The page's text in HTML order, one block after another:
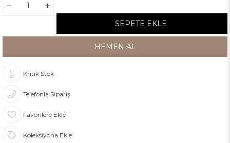
Kritik Stok
Telefonla Sipariş
Favorilere Ekle
Koleksiyona Ekle